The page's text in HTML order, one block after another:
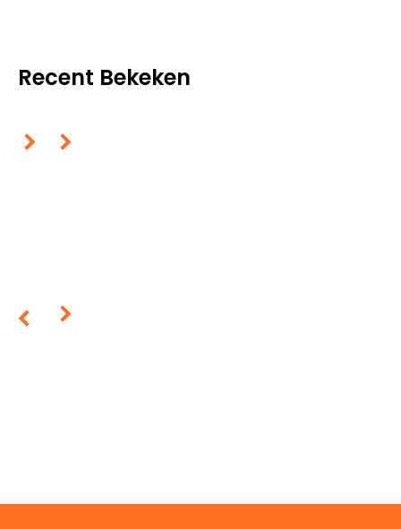
Recent Bekeken